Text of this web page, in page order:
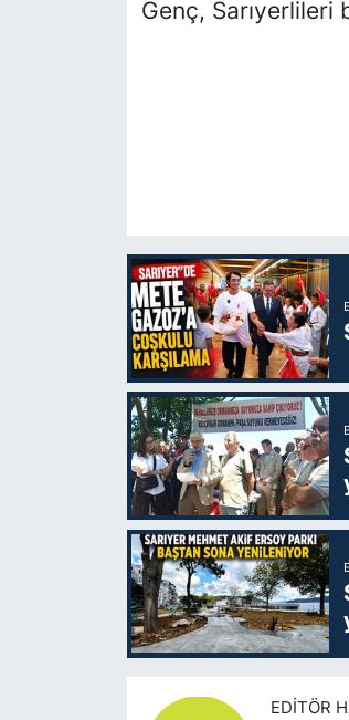
Genç, Sarıyerlileri
EDITÖR